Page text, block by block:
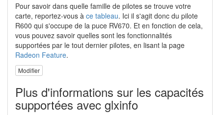
Pour savoir dans quelle famille de pilotes se trouve votre
carte, reportez-vous à ce tableau. Ici il s'agit donc du pilote
R600 qui s'occupe de la puce RV670. Et en fonction de cela,
vous pouvez savoir quelles sont les fonctionnalités
supportées par le tout dernier pilotes, en lisant la page
Radeon Feature.
Modifier
Plus d'informations sur les capacités
supportées avec glxinfo